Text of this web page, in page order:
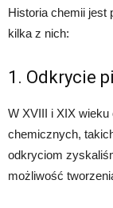
Historia chemii jest
kilka z nich:
1. Odkrycie
W XVIII i XIX
chemicznych,
odkryciom
możliwość